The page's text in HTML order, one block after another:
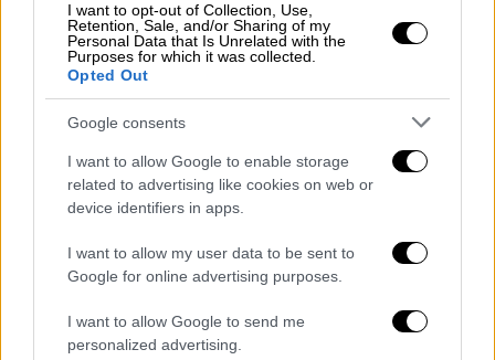
I want to opt-out of Collection, Use,
Retention, Sale, and/or Sharing of my
Personal Data that Is Unrelated with the
Purposes for which it was collected.
Opted Out
Google consents
I want to allow Google to enable storage
related to advertising like cookies on web or
device identifiers in apps.
I want to allow my user data to be sent to
Google for online advertising purposes.
I want to allow Google to send me
personalized advertising.
Κόσμος|21.10.2024 12:17
Γιούλια Ναβάλναγια: «Κάποια μέρα θα
γυρίσω στη Ρωσία για να κατέβω ως
υποψήφια πρόεδρος»
«Ο πολιτικός μου αντίπαλος είναι ο
Βλαντιμίρ Πούτιν»